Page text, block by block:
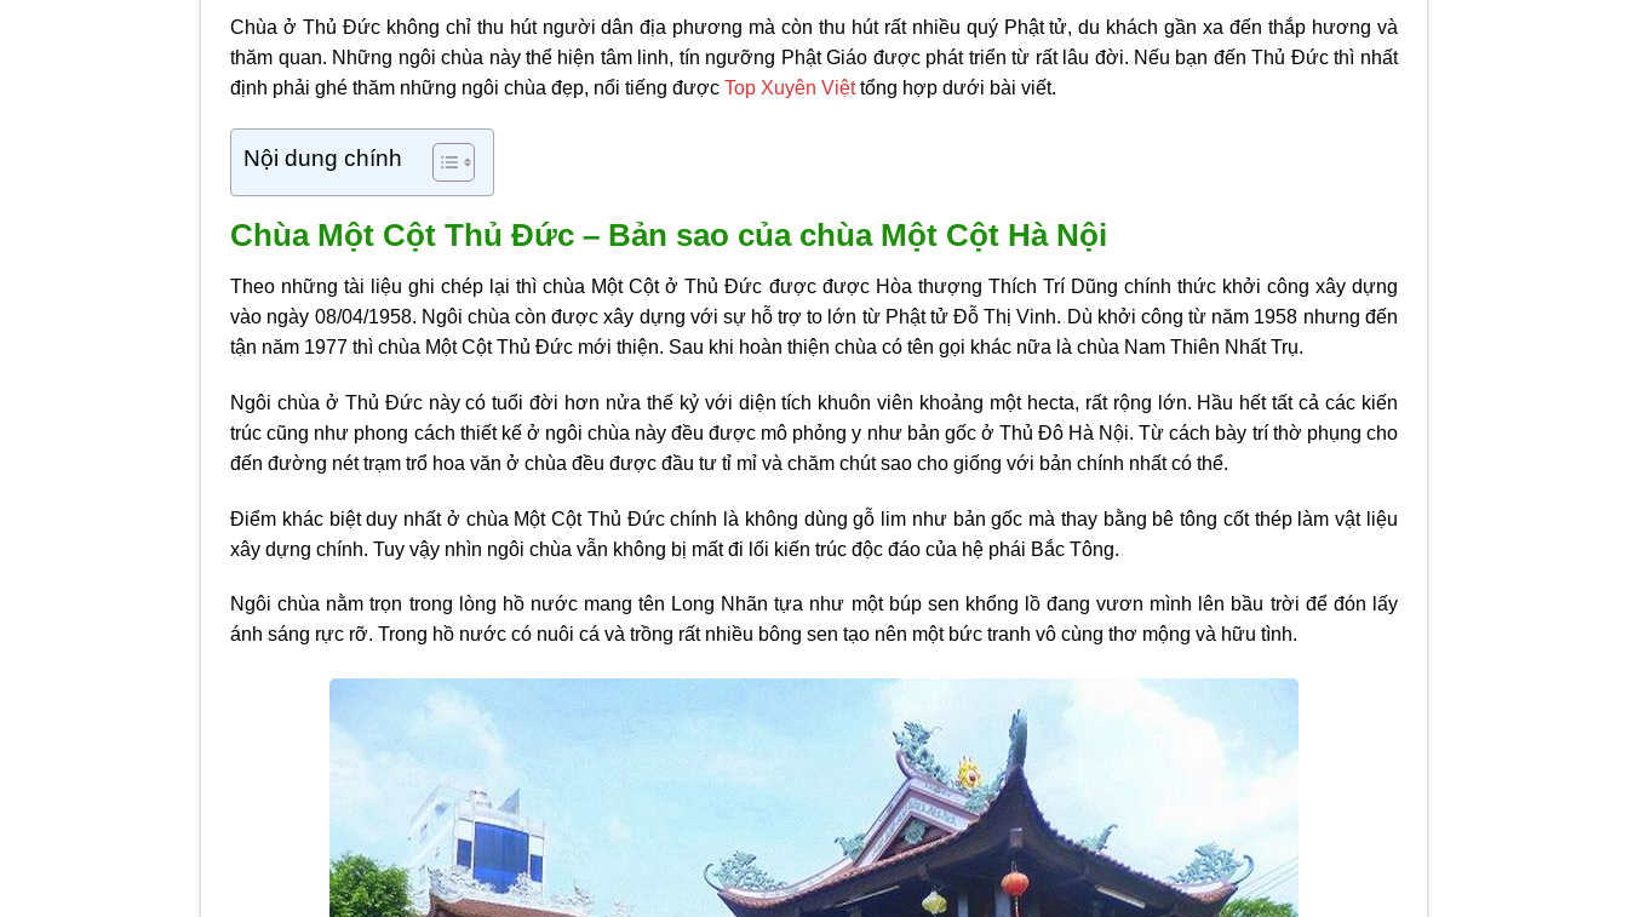
Chùa ở Thủ Đứckhông chỉ thu hút người dân địa phương mà còn thu hút rất nhiều quý Phật tử, du khách gần xa đến thắp hương và
thăm quan. Những ngôi chùa này thể hiện tâm linh, tín ngưỡng Phật Giáo được phát triển từ rất lâu đời. Nếu bạn đến Thủ Đức thì nhất
định phải ghé thăm những ngôi chùa đẹp, nổi tiếng đượcTop Xuyên Việttổng hợp dưới bài viết.
Nội dung chính
Chùa Một Cột Thủ Đức – Bản sao của chùa Một Cột Hà Nội
Theo những tài liệu ghi chép lại thì chùa Một Cột ở Thủ Đức được được Hòa thượng Thích Trí Dũng chính thức khởi công xây dựng
vào ngày 08/04/1958. Ngôi chùa còn được xây dựng với sự hỗ trợ to lớn từ Phật tử Đỗ Thị Vinh. Dù khởi công từ năm 1958 nhưng đến
tận năm 1977 thì chùa Một Cột Thủ Đức mới thiện. Sau khi hoàn thiện chùa có tên gọi khác nữa là chùa Nam Thiên Nhất Trụ.
Ngôi chùa ở Thủ Đức này có tuổi đời hơn nửa thế kỷ với diện tích khuôn viên khoảng một hecta, rất rộng lớn. Hầu hết tất cả các kiến
trúc cũng như phong cách thiết kế ở ngôi chùa này đều được mô phỏng y như bản gốc ở Thủ Đô Hà Nội. Từ cách bày trí thờ phụng cho
đến đường nét trạm trổ hoa văn ở chùa đều được đầu tư tỉ mỉ và chăm chút sao cho giống với bản chính nhất có thể.
Điểm khác biệt duy nhất ở chùa Một Cột Thủ Đức chính là không dùng gỗ lim như bản gốc mà thay bằng bê tông cốt thép làm vật liệu
xây dựng chính. Tuy vậy nhìn ngôi chùa vẫn không bị mất đi lối kiến trúc độc đáo của hệ phái Bắc Tông.
Ngôi chùa nằm trọn trong lòng hồ nước mang tên Long Nhãn tựa như một búp sen khổng lồ đang vươn mình lên bầu trời để đón lấy
ánh sáng rực rỡ. Trong hồ nước có nuôi cá và trồng rất nhiều bông sen tạo nên một bức tranh vô cùng thơ mộng và hữu tình.